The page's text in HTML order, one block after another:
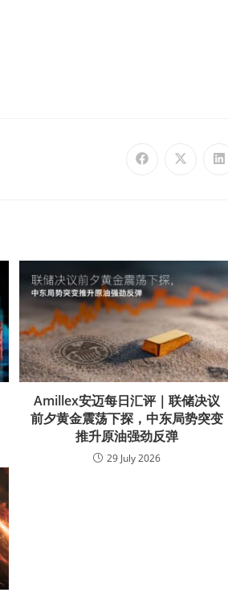
Amillex安迈每日汇评｜联储决议
前夕黄金震荡下探，中东局势突变
推升原油强劲反弹
29 July 2026